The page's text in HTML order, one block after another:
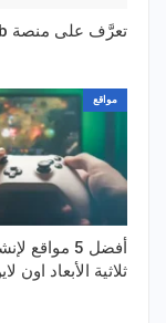
تعرَّف على منصة GitHub!
مواقع
أفضل 5 مواقع
ثلاثية الأبعاد اون